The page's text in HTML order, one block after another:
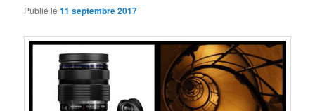
Publié le11 septembre 2017